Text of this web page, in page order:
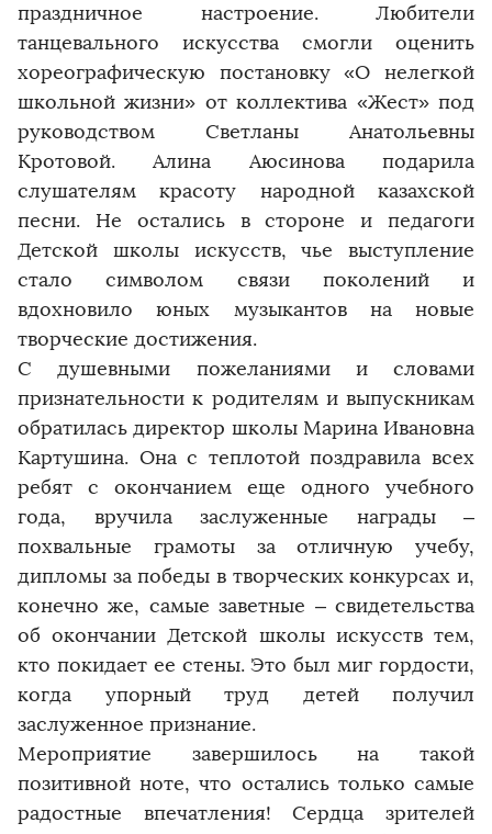
праздничное настроение. Любители
танцевального искусства смогли оценить
хореографическую постановку «О нелегкой
школьной жизни» от коллектива «Жест» под
руководством Светланы Анатольевны
Кротовой. Алина Аюсинова подарила
слушателям красоту народной казахской
песни. Не остались в стороне и педагоги
Детской школы искусств, чье выступление
стало символом связи поколений и
вдохновило юных музыкантов на новые
творческие достижения.
С душевными пожеланиями и словами
признательности к родителям и выпускникам
обратилась директор школы Марина Ивановна
Картушина. Она с теплотой поздравила всех
ребят с окончанием еще одного учебного
года, вручила заслуженные награды –
похвальные грамоты за отличную учебу,
дипломы за победы в творческих конкурсах и,
конечно же, самые заветные – свидетельства
об окончании Детской школы искусств тем,
кто покидает ее стены. Это был миг гордости,
когда упорный труд детей получил
заслуженное признание.
Мероприятие завершилось на такой
позитивной ноте, что остались только самые
радостные впечатления! Сердца зрителей